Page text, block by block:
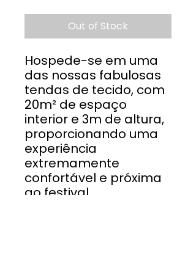
Out of Stock
Hospede-se em uma
das nossas fabulosas
tendas de tecido, com
20m² de espaço
interior e 3m de altura,
proporcionando uma
experiência
extremamente
confortável e próxima
ao festival.